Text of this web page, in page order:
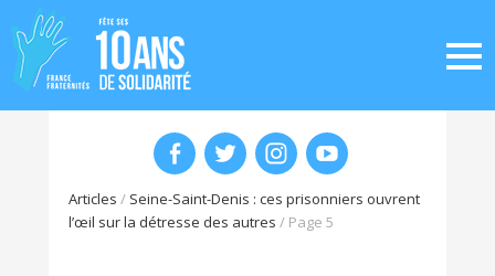
Articles / Seine-Saint-Denis : ces prisonniers ouvrent
l’œil sur la détresse des autres / Page 5